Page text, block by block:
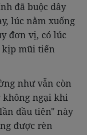
đã buộc dây
lúc nằm xuống
đơn vị, có lúc
kịp mũi tiến
như vẫn còn
không ngại khi
đầu tiên" này
được rèn